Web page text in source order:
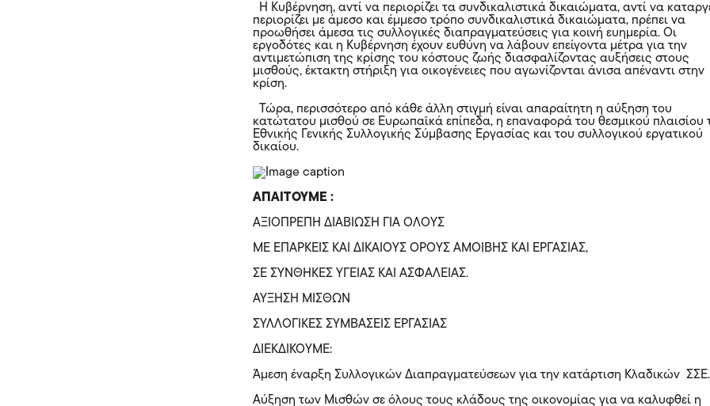
Η Κυβέρνηση, αντί να περιορίζει τα συνδικαλιστικά δικαιώματα, αντί να
περιορίζει με άμεσο και έμμεσο τρόπο συνδικαλιστικά δικαιώματα, πρέπει να
προωθήσει άμεσα τις συλλογικές διαπραγματεύσεις για κοινή ευημερία. Οι
εργοδότες και η Κυβέρνηση έχουν ευθύνη να λάβουν επείγοντα μέτρα για την
αντιμετώπιση της κρίσης του κόστους ζωής διασφαλίζοντας αυξήσεις στους
μισθούς, έκτακτη στήριξη για οικογένειες που αγωνίζονται άνισα απέναντι στην
κρίση.
Τώρα, περισσότερο από κάθε άλλη στιγμή είναι απαραίτητη η αύξηση του
κατώτατου μισθού σε Ευρωπαϊκά επίπεδα, η επαναφορά του θεσμικού πλαισίου
Εθνικής Γενικής Συλλογικής Σύμβασης Εργασίας και του συλλογικού εργατικού
δικαίου.
ΑΠΑΙΤΟΥΜΕ :
ΑΞΙΟΠΡΕΠΗ ΔΙΑΒΙΩΣΗ ΓΙΑ ΟΛΟΥΣ
ΜΕ ΕΠΑΡΚΕΙΣ ΚΑΙ ΔΙΚΑΙΟΥΣ ΟΡΟΥΣ ΑΜΟΙΒΗΣ ΚΑΙ ΕΡΓΑΣΙΑΣ,
ΣΕ ΣΥΝΘΗΚΕΣ ΥΓΕΙΑΣ ΚΑΙ ΑΣΦΑΛΕΙΑΣ.
ΑΥΞΗΣΗ ΜΙΣΘΩΝ
ΣΥΛΛΟΓΙΚΕΣ ΣΥΜΒΑΣΕΙΣ ΕΡΓΑΣΙΑΣ
ΔΙΕΚΔΙΚΟΥΜΕ:
Άμεση έναρξη Συλλογικών Διαπραγματεύσεων για την κατάρτιση Κλαδικών ΣΣΕ.
Αύξηση των Μισθών σε όλους τους κλάδους της οικονομίας για να καλυφθεί η